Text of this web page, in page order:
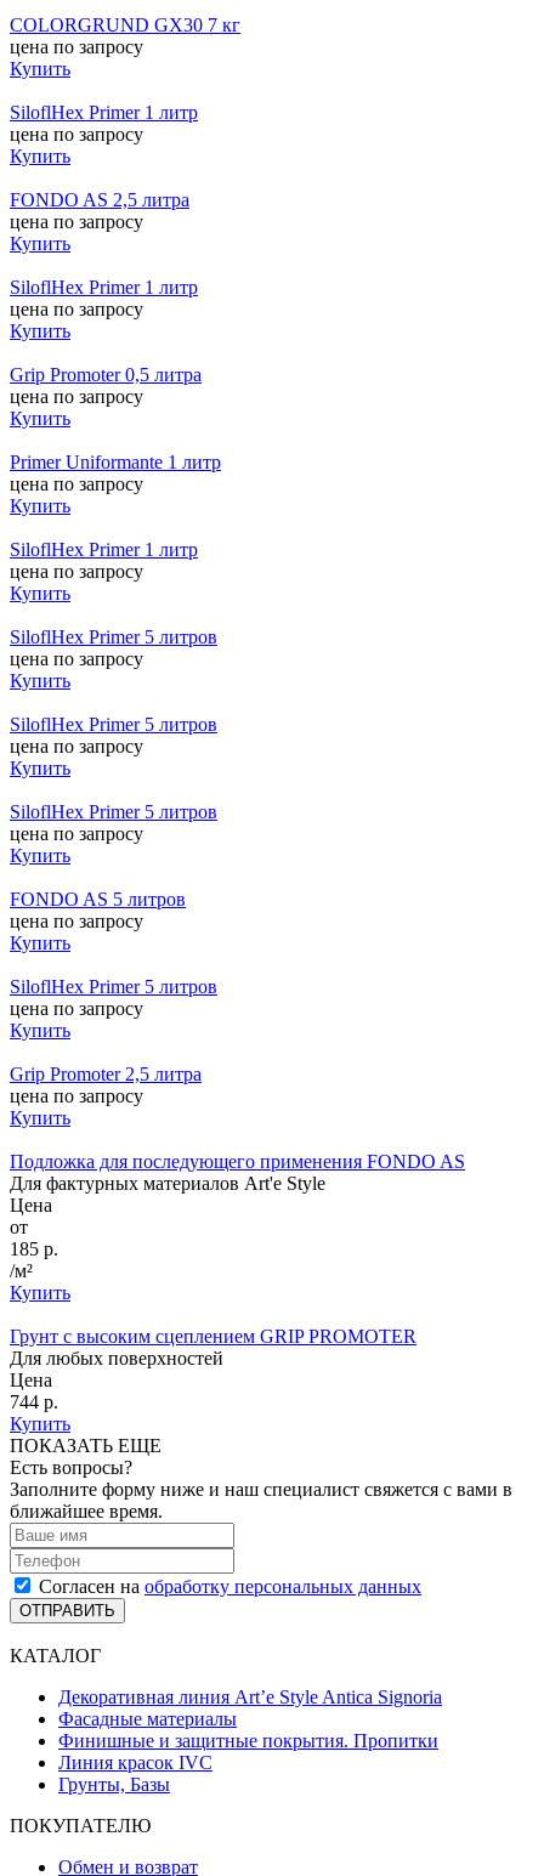
COLORGRUND GX30 7 кг
цена по запросу
Купить
SiloflHex Primer 1 литр
цена по запросу
Купить
FONDO AS 2,5 литра
цена по запросу
Купить
SiloflHex Primer 1 литр
цена по запросу
Купить
Grip Promoter 0,5 литра
цена по запросу
Купить
Primer Uniformante 1 литр
цена по запросу
Купить
SiloflHex Primer 1 литр
цена по запросу
Купить
SiloflHex Primer 5 литров
цена по запросу
Купить
SiloflHex Primer 5 литров
цена по запросу
Купить
SiloflHex Primer 5 литров
цена по запросу
Купить
FONDO AS 5 литров
цена по запросу
Купить
SiloflHex Primer 5 литров
цена по запросу
Купить
Grip Promoter 2,5 литра
цена по запросу
Купить
Подложка для последующего применения FONDO AS
Для фактурных материалов Art'e Style
Цена
от
185 р.
/м²
Купить
Грунт с высоким сцеплением GRIP PROMOTER
Для любых поверхностей
Цена
744 р.
Купить
ПОКАЗАТЬ ЕЩЕ
Есть вопросы?
Заполните форму ниже и наш специалист свяжется с вами в
ближайшее время.
Согласен на обработку персональных данных
ОТПРАВИТЬ
КАТАЛОГ
Декоративная линия Art’e Style Antica Signoria
Фасадные материалы
Финишные и защитные покрытия. Пропитки
Линия красок IVC
Грунты, Базы
ПОКУПАТЕЛЮ
Обмен и возврат